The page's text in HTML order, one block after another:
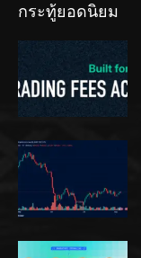
กระทู้ยอดนิยม